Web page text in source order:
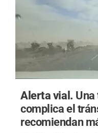
Alerta vial. Una
complica el
recomiendan